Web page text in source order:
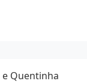
e Quentinha